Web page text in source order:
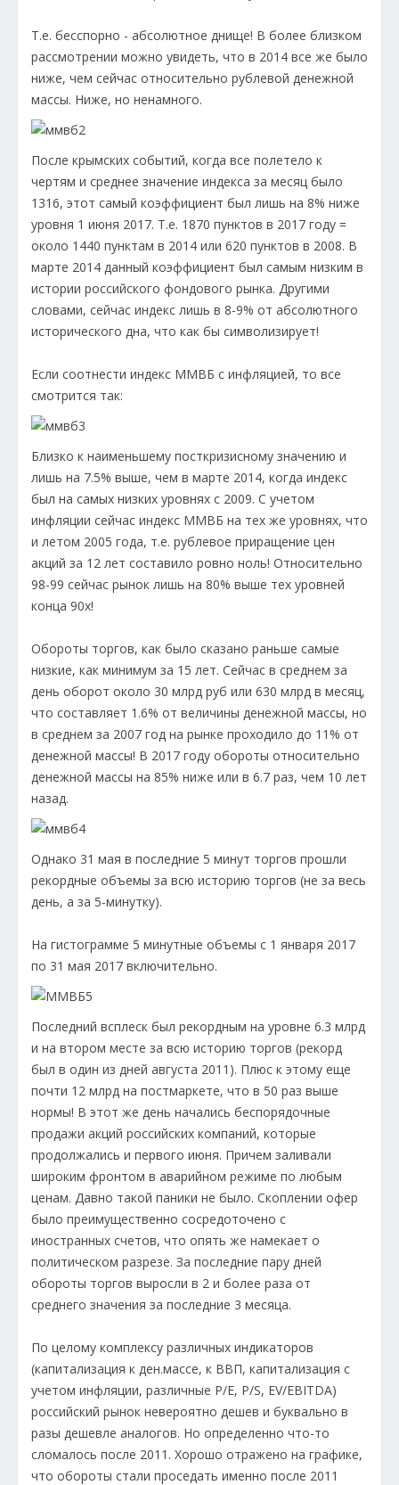
Т.е. бесспорно - абсолютное днище! В более близком
рассмотрении можно увидеть, что в 2014 все же было
ниже, чем сейчас относительно рублевой денежной
массы. Ниже, но ненамного.
После крымских событий, когда все полетело к
чертям и среднее значение индекса за месяц было
1316, этот самый коэффициент был лишь на 8% ниже
уровня 1 июня 2017. Т.е. 1870 пунктов в 2017 году =
около 1440 пунктам в 2014 или 620 пунктов в 2008. В
марте 2014 данный коэффициент был самым низким в
истории российского фондового рынка. Другими
словами, сейчас индекс лишь в 8-9% от абсолютного
исторического дна, что как бы символизирует!
Если соотнести индекс ММВБ с инфляцией, то все
смотрится так:
Близко к наименьшему посткризисному значению и
лишь на 7.5% выше, чем в марте 2014, когда индекс
был на самых низких уровнях с 2009. С учетом
инфляции сейчас индекс ММВБ на тех же уровнях, что
и летом 2005 года, т.е. рублевое приращение цен
акций за 12 лет составило ровно ноль! Относительно
98-99 сейчас рынок лишь на 80% выше тех уровней
конца 90х!
Обороты торгов, как было сказано раньше самые
низкие, как минимум за 15 лет. Сейчас в среднем за
день оборот около 30 млрд руб или 630 млрд в месяц,
что составляет 1.6% от величины денежной массы, но
в среднем за 2007 год на рынке проходило до 11% от
денежной массы! В 2017 году обороты относительно
денежной массы на 85% ниже или в 6.7 раз, чем 10 лет
назад.
Однако 31 мая в последние 5 минут торгов прошли
рекордные объемы за всю историю торгов (не за весь
день, а за 5-минутку).
На гистограмме 5 минутные объемы с 1 января 2017
по 31 мая 2017 включительно.
Последний всплеск был рекордным на уровне 6.3 млрд
и на втором месте за всю историю торгов (рекорд
был в один из дней августа 2011). Плюс к этому еще
почти 12 млрд на постмаркете, что в 50 раз выше
нормы! В этот же день начались беспорядочные
продажи акций российских компаний, которые
продолжались и первого июня. Причем заливали
широким фронтом в аварийном режиме по любым
ценам. Давно такой паники не было. Скоплении офер
было преимущественно сосредоточено с
иностранных счетов, что опять же намекает о
политическом разрезе. За последние пару дней
обороты торгов выросли в 2 и более раза от
среднего значения за последние 3 месяца.
По целому комплексу различных индикаторов
(капитализация к ден.массе, к ВВП, капитализация с
учетом инфляции, различные P/E, P/S, EV/EBITDA)
российский рынок невероятно дешев и буквально в
разы дешевле аналогов. Но определенно что-то
сломалось после 2011. Хорошо отражено на графике,
что обороты стали проседать именно после 2011